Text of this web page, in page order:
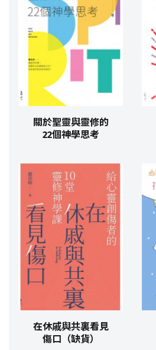
關於聖靈與靈修的
22個神學思考​
在休戚與共裏看見
傷口（缺貨）